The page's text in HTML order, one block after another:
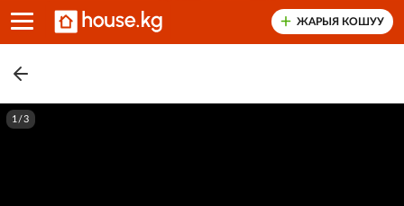
ЖАРЫЯ КОШУУ
1/3